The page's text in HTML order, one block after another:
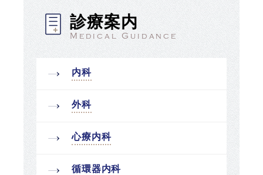
診療案内
Medical Guidance
内科
外科
心療内科
循環器内科